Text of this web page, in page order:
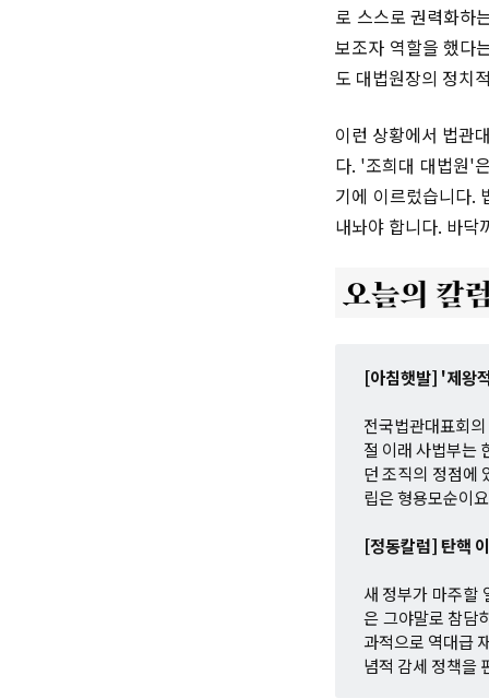
로 스스로 권력화하
보조자 역할을 했다
도 대법원장의 정치
이런 상황에서 법관
다. '조희대 대법원'
기에 이르렀습니다.
내놔야 합니다. 바닥
[아침햇발] '제왕
전국법관대표회
절 이래 사법부는
던 조직의 정점에
립은 형용모순이
[정동칼럼] 탄핵
새 정부가 마주할
은 그야말로 참담
과적으로 역대급
념적 감세 정책을